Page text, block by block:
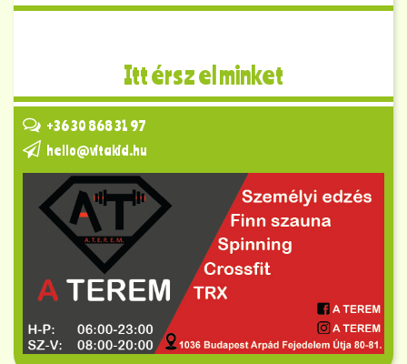
Itt érsz el minket
+36 30 868 31 97
hello@vitakid.hu